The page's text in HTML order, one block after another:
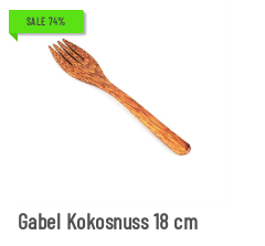
SALE 74%
Gabel Kokosnuss 18 cm